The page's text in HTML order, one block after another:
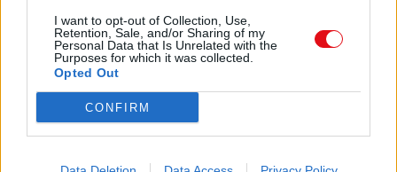
I want to opt-out of Collection, Use,
Retention, Sale, and/or Sharing of my
Personal Data that Is Unrelated with the
Purposes for which it was collected.
Opted Out
CONFIRM
11
2. Sobre el valor probatorio de las actas de la
Inspección de Trabajo
sentencias
Enlace a esta página
Enlace permanente
Utilice el enlace permanente a la página de descarga del
documento para compartir su documento en Facebook,
LinkedIn.. O directamente en contacto con el correo